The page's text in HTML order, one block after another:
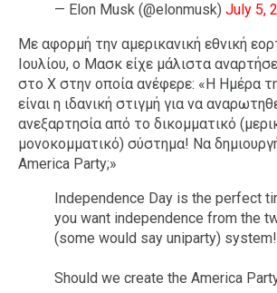
— Elon Musk (@elonmusk) July 5,
Με αφορμή την αμερικανική εθνική
Ιουλίου, ο Μασκ είχε μάλιστα
στο X στην οποία ανέφερε: «Η Ημέρα
είναι η ιδανική στιγμή για να
ανεξαρτησία από το δικομματικό
μονοκομματικό) σύστημα! Να
America Party;»
Independence Day is the perfect
you want independence from the
(some would say uniparty) system!
Should we create the America